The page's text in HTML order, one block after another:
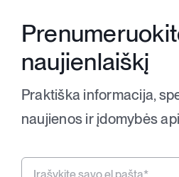
Apie
naujienlaiškį
Praktiška informacija,
naujienos ir įdomybės